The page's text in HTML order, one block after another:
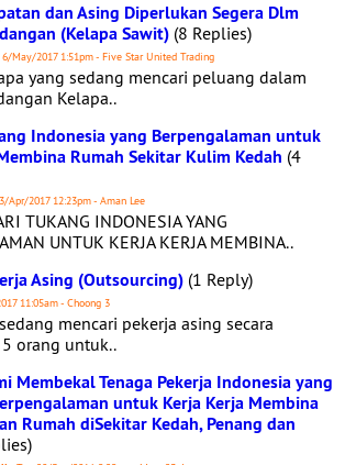
dan Asing Diperlukan Segera Dlm
(Kelapa Sawit) (8 Replies)
6/May/2017 1:51pm - Five Star United Trading
yang sedang mencari peluang dalam
Kelapa..
Indonesia yang Berpengalaman untuk
Rumah Sekitar Kulim Kedah (4
Apr/2017 12:23pm - Aman Lee
TUKANG INDONESIA YANG
UNTUK KERJA KERJA MEMBINA..
Asing (Outsourcing) (1 Reply)
11:05am - Choong 3
mencari pekerja asing secara
orang untuk..
Membekal Tenaga Pekerja Indonesia yang
untuk Kerja Kerja Membina
Rumah diSekitar Kedah, Penang dan